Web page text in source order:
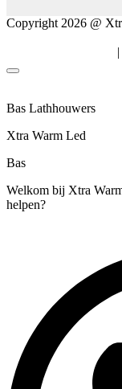
Copyright 2026 @
|
Bas Lathhouwers
Xtra Warm Led
Bas
Welkom bij Xtra
helpen?